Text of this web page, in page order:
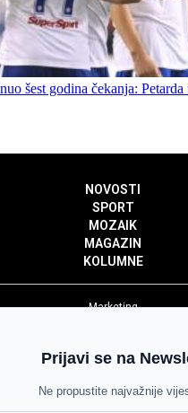
šest godina čekanja:
NOVOSTI
SPORT
MOZAIK
MAGAZIN
KOLUMNE
Marketing
Impressum
Pravila komentiranja
Prijavi se na
Ne propustite najvažnije